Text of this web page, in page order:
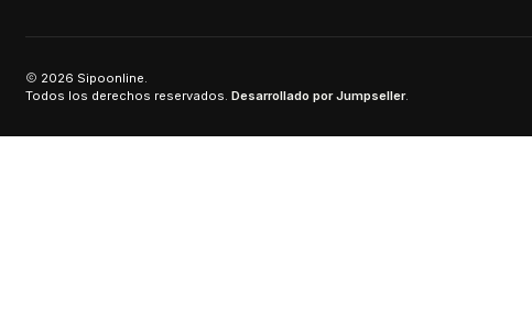
2026 Sipoonline.
Todos los derechos reservados. Desarrollado por Jumpseller.